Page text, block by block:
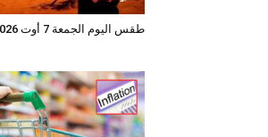
طقس اليوم الجمعة 7 أوت 2026